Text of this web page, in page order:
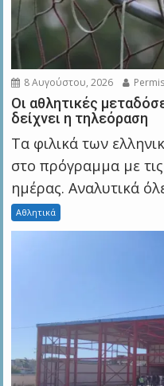
8 Αυγούστου, 2026
Οι αθλητικές
δείχνει η τηλεόραση
Τα φιλικά των
στο πρόγραμμα με
ημέρας. Αναλυτικά
Αθλητικά